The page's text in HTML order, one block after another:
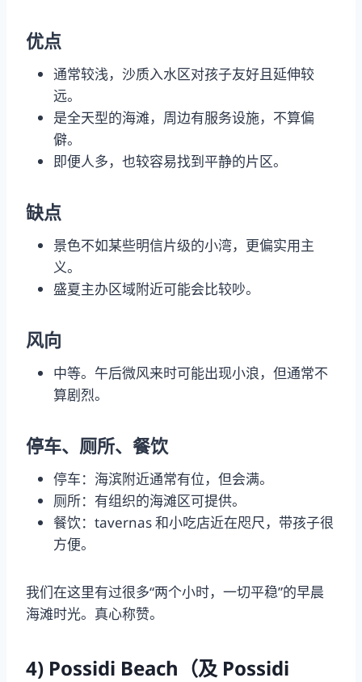
优点
通常较浅，沙质入水区对孩子友好且延伸较
远。
是全天型的海滩，周边有服务设施，不算偏
僻。
即便人多，也较容易找到平静的片区。
缺点
景色不如某些明信片级的小湾，更偏实用主
义。
盛夏主办区域附近可能会比较吵。
风向
中等。午后微风来时可能出现小浪，但通常不
算剧烈。
停车、厕所、餐饮
停车：海滨附近通常有位，但会满。
厕所：有组织的海滩区可提供。
餐饮：tavernas 和小吃店近在咫尺，带孩子很
方便。
我们在这里有过很多“两个小时，一切平稳”的早晨
海滩时光。真心称赞。
4) Possidi Beach（及 Possidi